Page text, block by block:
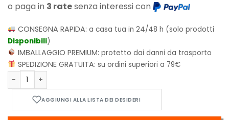
o paga in 3 ratesenza interessi con
CONSEGNA RAPIDA:a casa tua in 24/48 h (solo prodotti
Disponibili)
IMBALLAGGIO PREMIUM:protetto dai danni da trasporto
SPEDIZIONE GRATUITA:su ordini superiori a 79€
Dragon Ball Z Figure: Clearise - Majin Vegeta 17cm - 88697